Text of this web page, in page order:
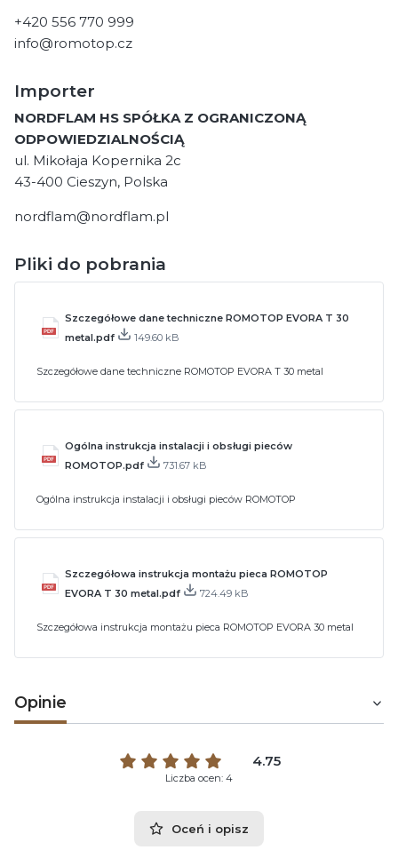
+420 556 770 999
info@romotop.cz
Importer
NORDFLAM HS SPÓŁKA Z OGRANICZONĄ
ODPOWIEDZIALNOŚCIĄ
ul. Mikołaja Kopernika 2c
43-400 Cieszyn, Polska
nordflam@nordflam.pl
Pliki do pobrania
Szczegółowe dane techniczne ROMOTOP EVORA T 30
metal.pdf
149.60 kB
Szczegółowe dane techniczne ROMOTOP EVORA T 30 metal
Ogólna instrukcja instalacji i obsługi pieców
ROMOTOP.pdf
731.67 kB
Ogólna instrukcja instalacji i obsługi pieców ROMOTOP
Szczegółowa instrukcja montażu pieca ROMOTOP
EVORA T 30 metal.pdf
724.49 kB
Szczegółowa instrukcja montażu pieca ROMOTOP EVORA 30 metal
Opinie
4.75
Liczba ocen: 4
Oceń i opisz